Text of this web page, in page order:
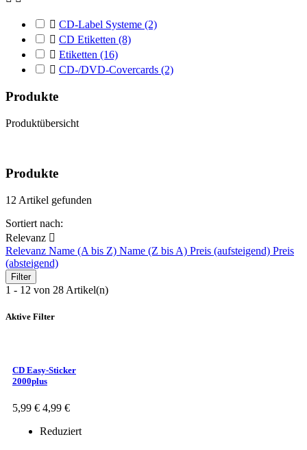
 CD-Label Systeme (2)
 CD Etiketten (8)
 Etiketten (16)
 CD-/DVD-Covercards (2)
Produkte
Produktübersicht
Produkte
12 Artikel gefunden
Sortiert nach:
Relevanz 
Relevanz Name (A bis Z) Name (Z bis A) Preis (aufsteigend) Preis
(absteigend)
Filter
1 - 12 von 28 Artikel(n)
Aktive Filter
CD Easy-Sticker
2000plus
5,99 € 4,99 €
Reduziert